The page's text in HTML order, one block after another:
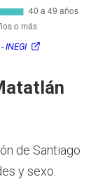
INEGI
de Santiago
y sexo.